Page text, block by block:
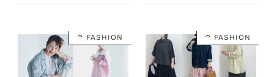
アまで万能！
FASHION FASHION